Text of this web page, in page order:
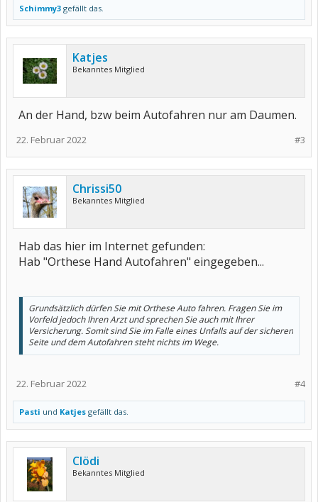
Schimmy3 gefällt das.
Katjes
Bekanntes Mitglied
An der Hand, bzw beim Autofahren nur am Daumen.
#3
22. Februar 2022
Chrissi50
Bekanntes Mitglied
Hab das hier im Internet gefunden:
Hab "Orthese Hand Autofahren" eingegeben...
Grundsätzlich dürfen Sie mit Orthese Auto fahren. Fragen Sie im
Vorfeld jedoch Ihren Arzt und sprechen Sie auch mit Ihrer
Versicherung. Somit sind Sie im Falle eines Unfalls auf der sicheren
Seite und dem Autofahren steht nichts im Wege.
#4
22. Februar 2022
Pasti und Katjes gefällt das.
Clödi
Bekanntes Mitglied